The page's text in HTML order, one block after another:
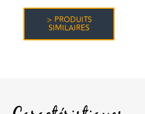
> PRODUITS
SIMILAIRES